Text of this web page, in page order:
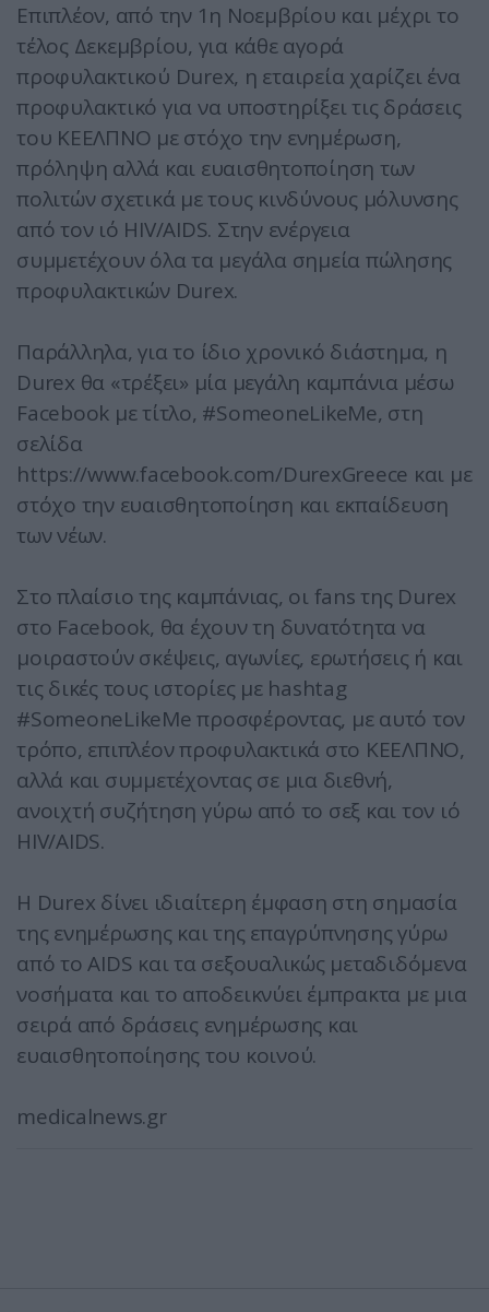
Επιπλέον, από την 1η Νοεμβρίου και μέχρι το
τέλος Δεκεμβρίου, για κάθε αγορά
προφυλακτικού Durex, η εταιρεία χαρίζει ένα
προφυλακτικό για να υποστηρίξει τις δράσεις
του ΚΕΕΛΠΝΟ με στόχο την ενημέρωση,
πρόληψη αλλά και ευαισθητοποίηση των
πολιτών σχετικά με τους κινδύνους μόλυνσης
από τον ιό ΗΙV/AIDS. Στην ενέργεια
συμμετέχουν όλα τα μεγάλα σημεία πώλησης
προφυλακτικών Durex.
Παράλληλα, για το ίδιο χρονικό διάστημα, η
Durex θα «τρέξει» μία μεγάλη καμπάνια μέσω
Facebook με τίτλο, #SomeoneLikeMe, στη
σελίδα
https://www.facebook.com/DurexGreece και με
στόχο την ευαισθητοποίηση και εκπαίδευση
των νέων.
Στο πλαίσιο της καμπάνιας, οι fans της Durex
στο Facebook, θα έχουν τη δυνατότητα να
μοιραστούν σκέψεις, αγωνίες, ερωτήσεις ή και
τις δικές τους ιστορίες με hashtag
#SomeoneLikeMe προσφέροντας, με αυτό τον
τρόπο, επιπλέον προφυλακτικά στο ΚΕΕΛΠΝΟ,
αλλά και συμμετέχοντας σε μια διεθνή,
ανοιχτή συζήτηση γύρω από το σεξ και τον ιό
HIV/AIDS.
Η Durex δίνει ιδιαίτερη έμφαση στη σημασία
της ενημέρωσης και της επαγρύπνησης γύρω
από το AIDS και τα σεξουαλικώς μεταδιδόμενα
νοσήματα και το αποδεικνύει έμπρακτα με μια
σειρά από δράσεις ενημέρωσης και
ευαισθητοποίησης του κοινού.
medicalnews.gr